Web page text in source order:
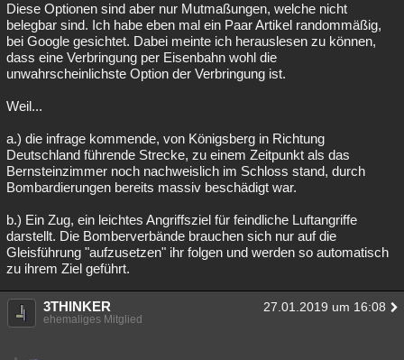
Diese Optionen sind aber nur Mutmaßungen, welche nicht
belegbar sind. Ich habe eben mal ein Paar Artikel randommäßig,
bei Google gesichtet. Dabei meinte ich herauslesen zu können,
dass eine Verbringung per Eisenbahn wohl die
unwahrscheinlichste Option der Verbringung ist.
Weil...
a.) die infrage kommende, von Königsberg in Richtung
Deutschland führende Strecke, zu einem Zeitpunkt als das
Bernsteinzimmer noch nachweislich im Schloss stand, durch
Bombardierungen bereits massiv beschädigt war.
b.) Ein Zug, ein leichtes Angriffsziel für feindliche Luftangriffe
darstellt. Die Bomberverbände brauchen sich nur auf die
Gleisführung "aufzusetzen" ihr folgen und werden so automatisch
zu ihrem Ziel geführt.
3THINKER 27.01.2019 um 16:08
ehemaliges Mitglied